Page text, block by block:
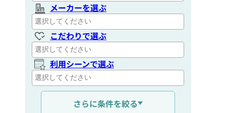
メーカーを選ぶ
こだわりで選ぶ
利用シーンで選ぶ
通信距離を選ぶ
さらに条件を絞る